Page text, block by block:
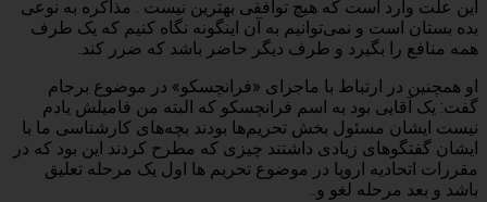
این علت وارد است که هیچ توافقی بهترین نیست . مذاکره به نوعی
بده بستان است و نمی‌توانیم به آن اینگونه نگاه کنیم که یک طرف
همه منافع را بگیرد و طرف دیگر حاضر باشد که ضرر کند.
او همچنین در ارتباط با ماجرای «فرانچسکو» در موضوع برجام
گفت: یک آقایی بود به اسم فرانچسکو که البته من فامیلش یادم
نیست ایشان مسئول بخش تحریم‌ها بودند بچه‌های کارشناسی ما با
ایشان گفتگوهای زیادی داشتند چیزی که مطرح کردند این بود که در
مقررات اتحادیه اروپا در موضوع تحریم ها اول یک مرحله تعلیق
باشد و بعد مرحله لغو و..